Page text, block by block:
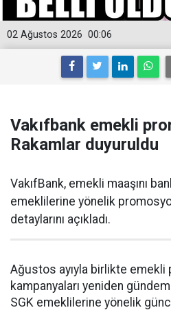
00:06
02 Ağustos 2026
Vakıfbank emekli
Rakamlar duyuruldu
VakıfBank, emekli maaşını
emeklilerine yönelik
detaylarını açıkladı.
Ağustos ayıyla birlikte emekli
kampanyaları yeniden
SGK emeklilerine yönelik